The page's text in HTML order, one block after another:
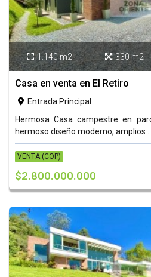
 1.140 m2  330 m2
Casa en venta en El Retiro
 Entrada Principal
Hermosa Casa campestre en
hermoso diseño moderno, amplios ...
VENTA (COP)
$2.800.000.000